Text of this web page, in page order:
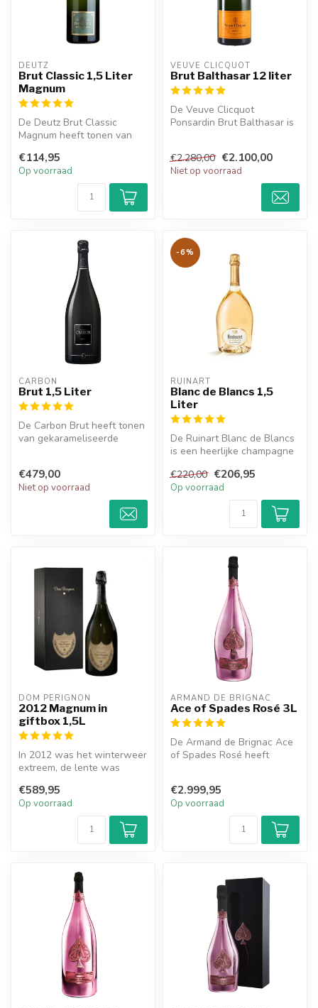
DEUTZ
Brut Classic 1,5 Liter
Magnum
De Deutz Brut Classic
Magnum heeft tonen van
vrucht...
€114,95
Op voorraad
VEUVE CLICQUOT
Brut Balthasar 12 liter
De Veuve Clicquot
Ponsardin Brut Balthasar is
€2.280,00 €2.100,00
Niet op voorraad
CARBON
Brut 1,5 Liter
De Carbon Brut heeft tonen
van gekarameliseerde
€479,00
Niet op voorraad
-6%
RUINART
Blanc de Blancs 1,5
Liter
De Ruinart Blanc de Blancs
is een heerlijke champagne
nectar...
€220,00 €206,95
Op voorraad
DOM PÉRIGNON
2012 Magnum in
giftbox 1,5L
In 2012 was het winterweer
extreem, de lente was
decennium...
€589,95
Op voorraad
ARMAND DE BRIGNAC
Ace of Spades Rosé 3L
De Armand de Brignac Ace
of Spades Rosé heeft
€2.999,95
Op voorraad